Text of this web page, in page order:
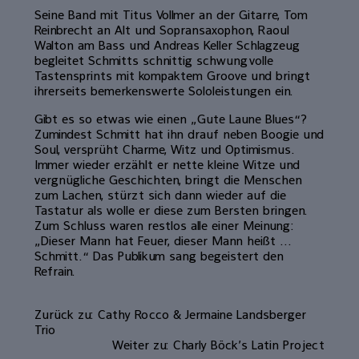
Seine Band mit Titus Vollmer an der Gitarre, Tom
Reinbrecht an Alt und Sopransaxophon, Raoul
Walton am Bass und Andreas Keller Schlagzeug
begleitet Schmitts schnittig schwungvolle
Tastensprints mit kompaktem Groove und bringt
ihrerseits bemerkenswerte Sololeistungen ein.
Gibt es so etwas wie einen „Gute Laune Blues“?
Zumindest Schmitt hat ihn drauf neben Boogie und
Soul, versprüht Charme, Witz und Optimismus.
Immer wieder erzählt er nette kleine Witze und
vergnügliche Geschichten, bringt die Menschen
zum Lachen, stürzt sich dann wieder auf die
Tastatur als wolle er diese zum Bersten bringen.
Zum Schluss waren restlos alle einer Meinung:
„Dieser Mann hat Feuer, dieser Mann heißt …
Schmitt.“ Das Publikum sang begeistert den
Refrain.
Zurück zu: Cathy Rocco & Jermaine Landsberger
Trio
Weiter zu: Charly Böck’s Latin Project